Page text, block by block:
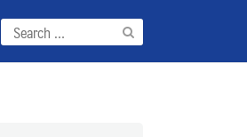
Search
for: